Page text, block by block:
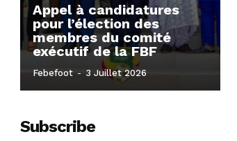
Appel à candidatures
pour l’élection des
membres du comité
exécutif de la FBF
Febefoot - 3 Juillet 2026
Subscribe